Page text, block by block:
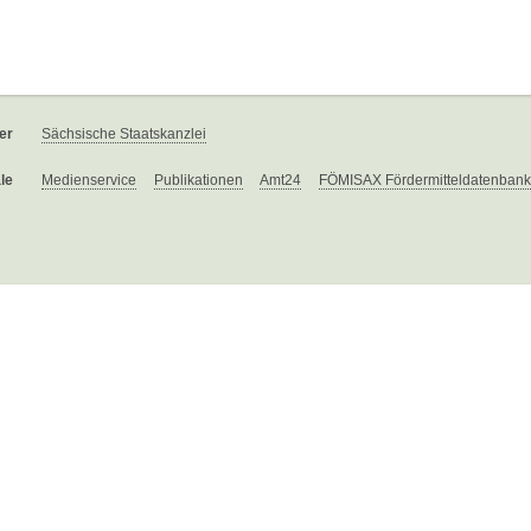
Sächsische Staatskanzlei
Medienservice Publikationen Amt24 FÖMISAX Fördermitteldatenbank